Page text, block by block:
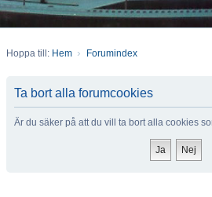
Hoppa till: Hem Forumindex
Ta bort alla forumcookies
Är du säker på att du vill ta bort alla cookies